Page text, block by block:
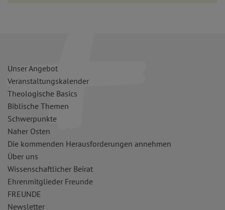
Unser Angebot
Veranstaltungskalender
Theologische Basics
Biblische Themen
Schwerpunkte
Naher Osten
Die kommenden Herausforderungen annehmen
Über uns
Wissenschaftlicher Beirat
Ehrenmitglieder Freunde
FREUNDE
Newsletter